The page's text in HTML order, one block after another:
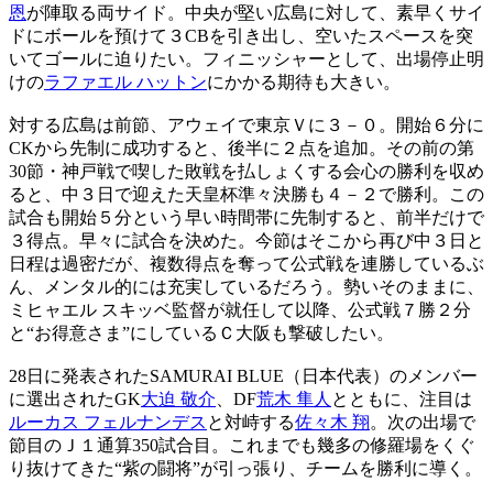
恩が陣取る両サイド。中央が堅い広島に対して、素早くサイ
ドにボールを預けて３CBを引き出し、空いたスペースを突
いてゴールに迫りたい。フィニッシャーとして、出場停止明
けのラファエル ハットンにかかる期待も大きい。
対する広島は前節、アウェイで東京Ｖに３－０。開始６分に
CKから先制に成功すると、後半に２点を追加。その前の第
30節・神戸戦で喫した敗戦を払しょくする会心の勝利を収め
ると、中３日で迎えた天皇杯準々決勝も４－２で勝利。この
試合も開始５分という早い時間帯に先制すると、前半だけで
３得点。早々に試合を決めた。今節はそこから再び中３日と
日程は過密だが、複数得点を奪って公式戦を連勝しているぶ
ん、メンタル的には充実しているだろう。勢いそのままに、
ミヒャエル スキッベ監督が就任して以降、公式戦７勝２分
と“お得意さま”にしているＣ大阪も撃破したい。
28日に発表されたSAMURAI BLUE（日本代表）のメンバー
に選出されたGK大迫 敬介 、DF荒木 隼人 とともに、注目は
ルーカス フェルナンデス と対峙する佐々木 翔。次の出場で
節目のＪ１通算350試合目。これまでも幾多の修羅場をくぐ
り抜けてきた“紫の闘将”が引っ張り、チームを勝利に導く。